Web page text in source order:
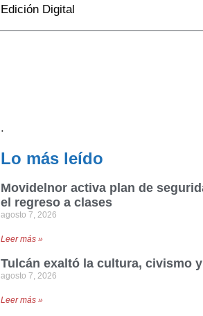
Edición Digital
.
Lo más leído
Movidelnor activa plan de
el regreso a clases
agosto 7, 2026
Leer más »
Tulcán exaltó la cultura, civismo
agosto 7, 2026
Leer más »